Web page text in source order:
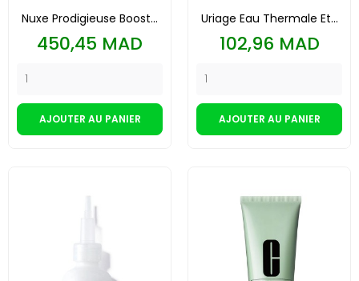
Nuxe Prodigieuse Boost...
Prix
450,45 MAD
AJOUTER AU PANIER
Uriage Eau Thermale Et...
Prix
102,96 MAD
AJOUTER AU PANIER